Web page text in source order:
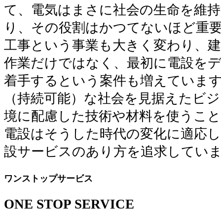
て、電気はまさに社会の生命を維
り、その役割はかつてないほど重
工事という事業も大きく変わり、
作業だけではなく、最初に電設を
着手するという案件も増えていま
（持続可能）な社会を見据えたビ
境に配慮した技術や材料を使うこ
電設はそうした時代の変化に適応
設サービスのあり方を追求してい
ワンストップサービス
ONE STOP SERVICE